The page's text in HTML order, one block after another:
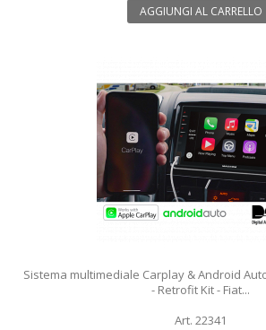
AGGIUNGI AL CARRELLO
Sistema multimediale Carplay & Android
- Retrofit Kit - Fiat...
Art. 22341